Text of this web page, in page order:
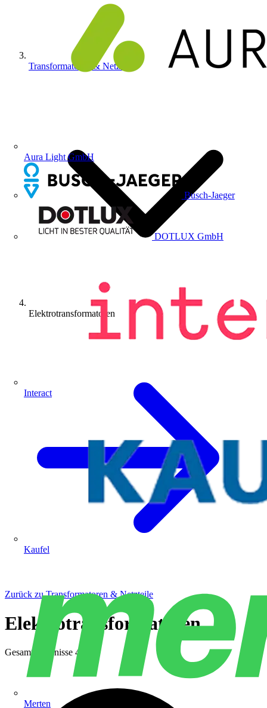
Aura Light GmbH
Busch-Jaeger
DOTLUX GmbH
Interact
Kaufel
Merten
Transformatoren & Netzte...
Elektrotransformatoren
Zurück zu Transformatoren & Netzteile
Elektrotransformatoren
Gesamtergebnisse 498